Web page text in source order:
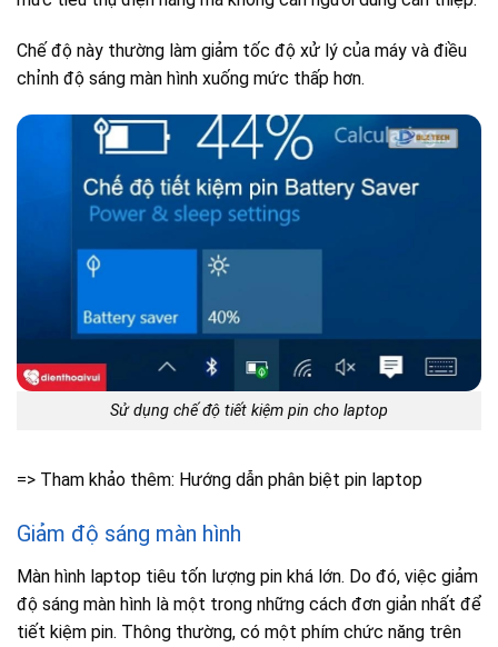
Chế độ này thường làm giảm tốc độ xử lý của máy và điều
chỉnh độ sáng màn hình xuống mức thấp hơn.
Sử dụng chế độ tiết kiệm pin cho laptop
=> Tham khảo thêm: Hướng dẫn phân biệt pin laptop
Giảm độ sáng màn hình
Màn hình laptop tiêu tốn lượng pin khá lớn. Do đó, việc giảm
độ sáng màn hình là một trong những cách đơn giản nhất để
tiết kiệm pin. Thông thường, có một phím chức năng trên